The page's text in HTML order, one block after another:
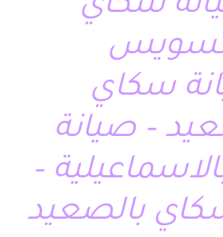
سكاي
سكاي
– صيانة
–
بالصعيد